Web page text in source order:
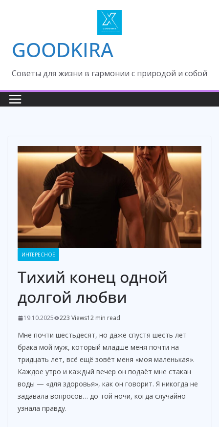
GOODKIRA
Cоветы для жизни в гармонии с природой и собой
ИНТЕРЕСНОЕ
Тихий конец одной
долгой любви
19.10.2025 223 Views12 min read
Мне почти шестьдесят, но даже спустя шесть лет
брака мой муж, который младше меня почти на
тридцать лет, всё ещё зовёт меня «моя маленькая».
Каждое утро и каждый вечер он подаёт мне стакан
воды — «для здоровья», как он говорит. Я никогда не
задавала вопросов… до той ночи, когда случайно
узнала правду.